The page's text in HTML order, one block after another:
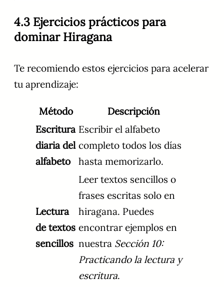
4.3 Ejercicios prácticos para
dominar Hiragana
Te recomiendo estos ejercicios para acelerar
tu aprendizaje:
Método
Descripción
Escritura
diaria del
alfabeto
Escribir el alfabeto
completo todos los días
hasta memorizarlo.
Lectura
de textos
sencillos
Leer textos sencillos o
frases escritas solo en
hiragana. Puedes
encontrar ejemplos en
nuestra Sección 10:
Practicando la lectura y
escritura.